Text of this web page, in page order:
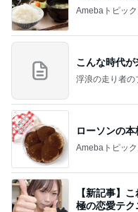
Amebaトピック
こんな時代
浮浪の走り者の
ローソンの
Amebaトピック
【新記事】
極の恋愛テク